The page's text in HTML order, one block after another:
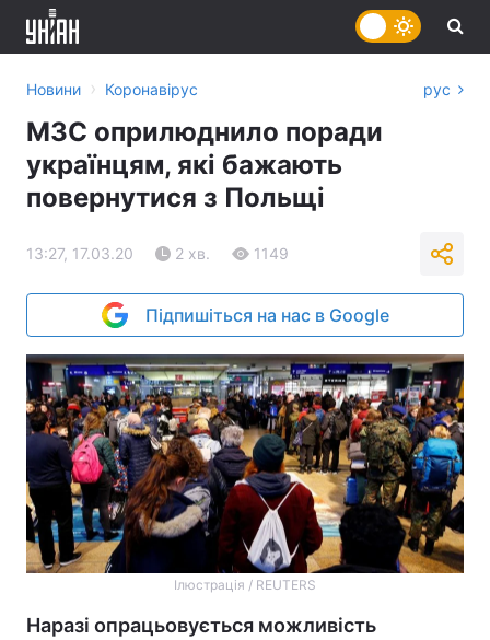
Новини › Коронавірус рус
МЗС оприлюднило поради
українцям, які бажають
повернутися з Польщі
13:27, 17.03.20 2 хв. 1149
Підпишіться на нас в Google
Ілюстрація / REUTERS
Наразі опрацьовується можливість